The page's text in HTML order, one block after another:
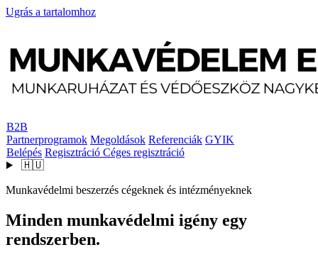
Ugrás a tartalomhoz
B2B
Partnerprogramok Megoldások Referenciák GYIK
Belépés Regisztráció Céges regisztráció
🇭🇺
Munkavédelmi beszerzés cégeknek és intézményeknek
Minden munkavédelmi igény egy
rendszerben.